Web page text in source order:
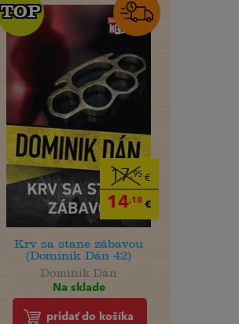
17,95€
14,18€
TOP
TOP
Krv sa stane zábavou
(Dominik Dán 42)
Dominik Dán
Na sklade
pridať do košíka